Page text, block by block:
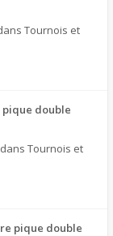
Tournois et
pique double
dans Tournois et
pique double